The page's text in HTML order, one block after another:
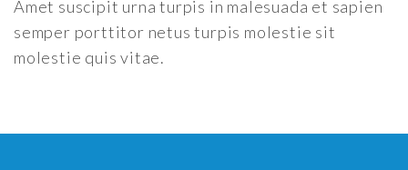
Amet suscipit urna turpis in malesuada et sapien
semper porttitor netus turpis molestie sit
molestie quis vitae.